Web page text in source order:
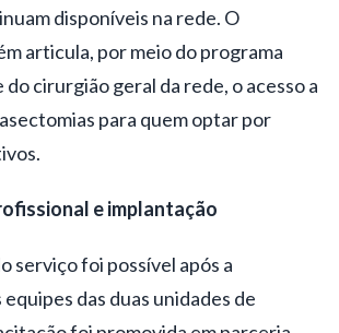
disponíveis na rede. O
articula, por meio do programa
do cirurgião geral da rede, o acesso a
para quem optar por
e implantação
serviço foi possível após a
das duas unidades de